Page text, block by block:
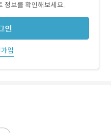
정보를 확인해보세요.
인
입